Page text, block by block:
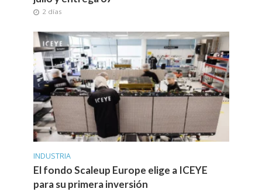
2 días
INDUSTRIA
El fondo Scaleup Europe elige a ICEYE
para su primera inversión